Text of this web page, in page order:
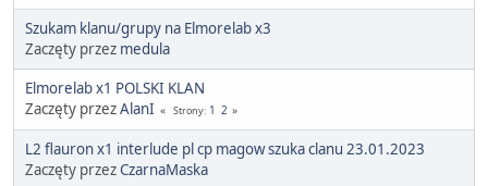
Szukam klanu/grupy na Elmorelab x3
Zaczęty przez medula
Elmorelab x1 POLSKI KLAN
Zaczęty przezAlanI Strony 1 2
L2 flauron x1 interlude pl cp magow szuka clanu 23.01.2023
Zaczęty przezCzarnaMaska